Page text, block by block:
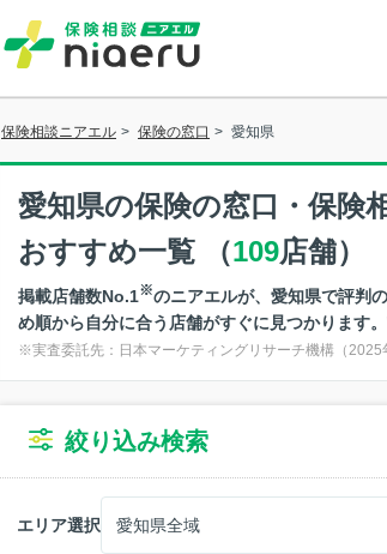
保険相談ニアエル > 保険の窓口 > 愛知県
愛知県の保険の窓口・保険
おすすめ一覧 （109店舗）
掲載店舗数No.1※のニアエルが、愛知県で評判
め順から自分に合う店舗がすぐに見つかります
※実査委託先：日本マーケティングリサーチ機構（2025
絞り込み検索
エリア選択 愛知県全域
名古屋市
名古屋市千種区
(3)
名古屋市中村区
(2)
名古屋市中川区
(3)
名古屋市緑区(6)
豊田市(3)